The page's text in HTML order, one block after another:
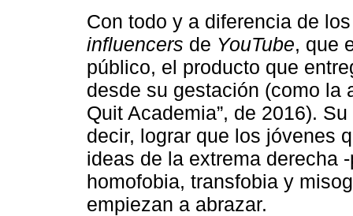
Con todo y a diferencia de
influencers de YouTube, que
público, el producto que
desde su gestación (como la
Quit Academia”, de 2016).
decir, lograr que los jóvenes
ideas de la extrema derecha
homofobia, transfobia y
empiezan a abrazar.